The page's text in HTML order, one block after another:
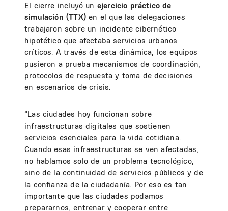
El cierre incluyó un ejercicio práctico de
simulación (TTX)en el que las delegaciones
trabajaron sobre un incidente cibernético
hipotético que afectaba servicios urbanos
críticos. A través de esta dinámica, los equipos
pusieron a prueba mecanismos de coordinación,
protocolos de respuesta y toma de decisiones
en escenarios de crisis.
“Las ciudades hoy funcionan sobre
infraestructuras digitales que sostienen
servicios esenciales para la vida cotidiana.
Cuando esas infraestructuras se ven afectadas,
no hablamos solo de un problema tecnológico,
sino de la continuidad de servicios públicos y de
la confianza de la ciudadanía. Por eso es tan
importante que las ciudades podamos
prepararnos, entrenar y cooperar entre